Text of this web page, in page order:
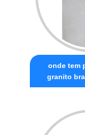
onde tem
granito